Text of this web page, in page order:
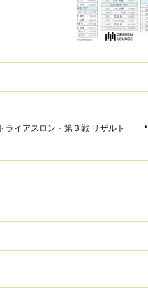
ライアスロン・第３戦 リザルト